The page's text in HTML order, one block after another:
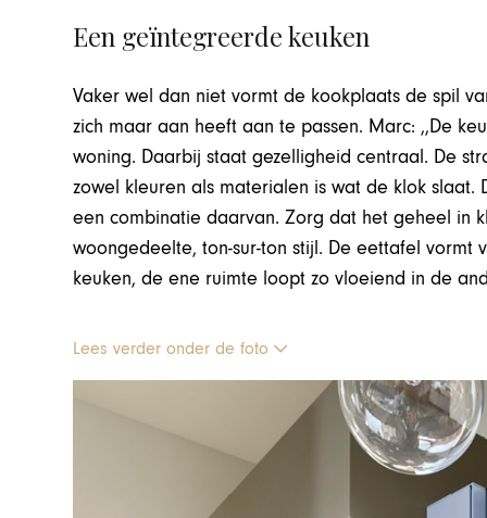
Een geïntegreerde keuken
Vaker wel dan niet vormt de kookplaats de spil
zich maar aan heeft aan te passen. Marc: ,,De
woning. Daarbij staat gezelligheid centraal. De
zowel kleuren als materialen is wat de klok
een combinatie daarvan. Zorg dat het geheel in
woongedeelte, ton-sur-ton stijl. De eettafel vormt
keuken, de ene ruimte loopt zo vloeiend in de
Lees verder onder de foto